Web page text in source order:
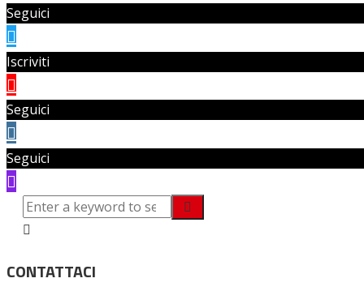
Seguici
Iscriviti
Seguici
Seguici
CONTATTACI